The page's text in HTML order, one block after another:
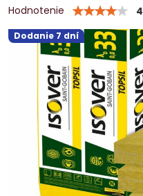
Dodanie 7 dní
Hodnotenie 4